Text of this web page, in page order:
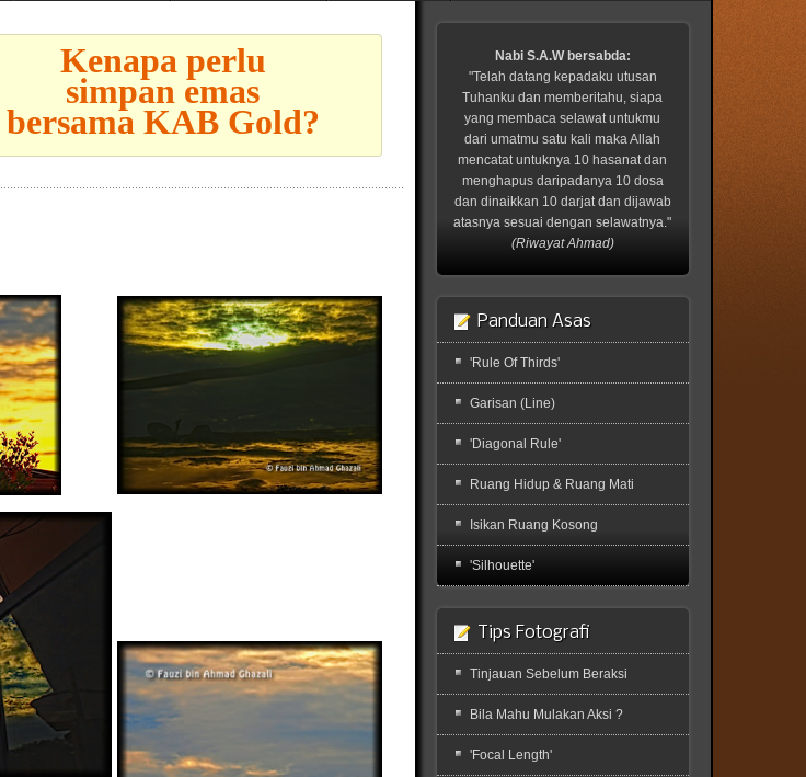
Kenapa perlu
simpan emas
bersama KAB Gold?
Nabi S.A.W bersabda:
"Telah datang kepadaku utusan
Tuhanku dan memberitahu, siapa
yang membaca selawat untukmu
dari umatmu satu kali maka Allah
mencatat untuknya 10 hasanat dan
menghapus daripadanya 10 dosa
dan dinaikkan 10 darjat dan dijawab
atasnya sesuai dengan selawatnya."
(Riwayat Ahmad)
Panduan Asas
'Rule Of Thirds'
Garisan (Line)
'Diagonal Rule'
Ruang Hidup & Ruang Mati
Isikan Ruang Kosong
'Silhouette'
Tips Fotografi
Tinjauan Sebelum Beraksi
Bila Mahu Mulakan Aksi ?
'Focal Length'